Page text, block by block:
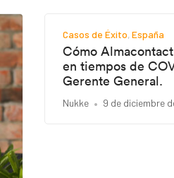
Casos de Éxito España
Cómo
en tiempos de
Gerente General.
Nukke 9 de diciembre